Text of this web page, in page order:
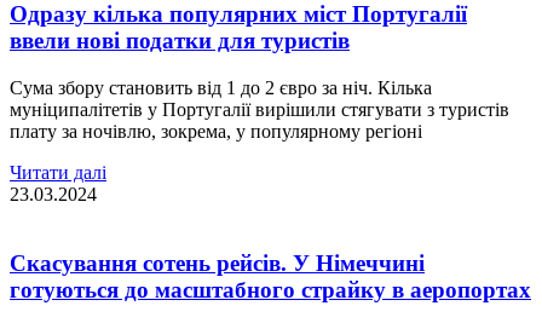
Одразу кілька популярних міст Португалії
ввели нові податки для туристів
Сума збору становить від 1 до 2 євро за ніч. Кілька
муніципалітетів у Португалії вирішили стягувати з туристів
плату за ночівлю, зокрема, у популярному регіоні
Читати далі
23.03.2024
Скасування сотень рейсів. У Німеччині
готуються до масштабного страйку в аеропортах